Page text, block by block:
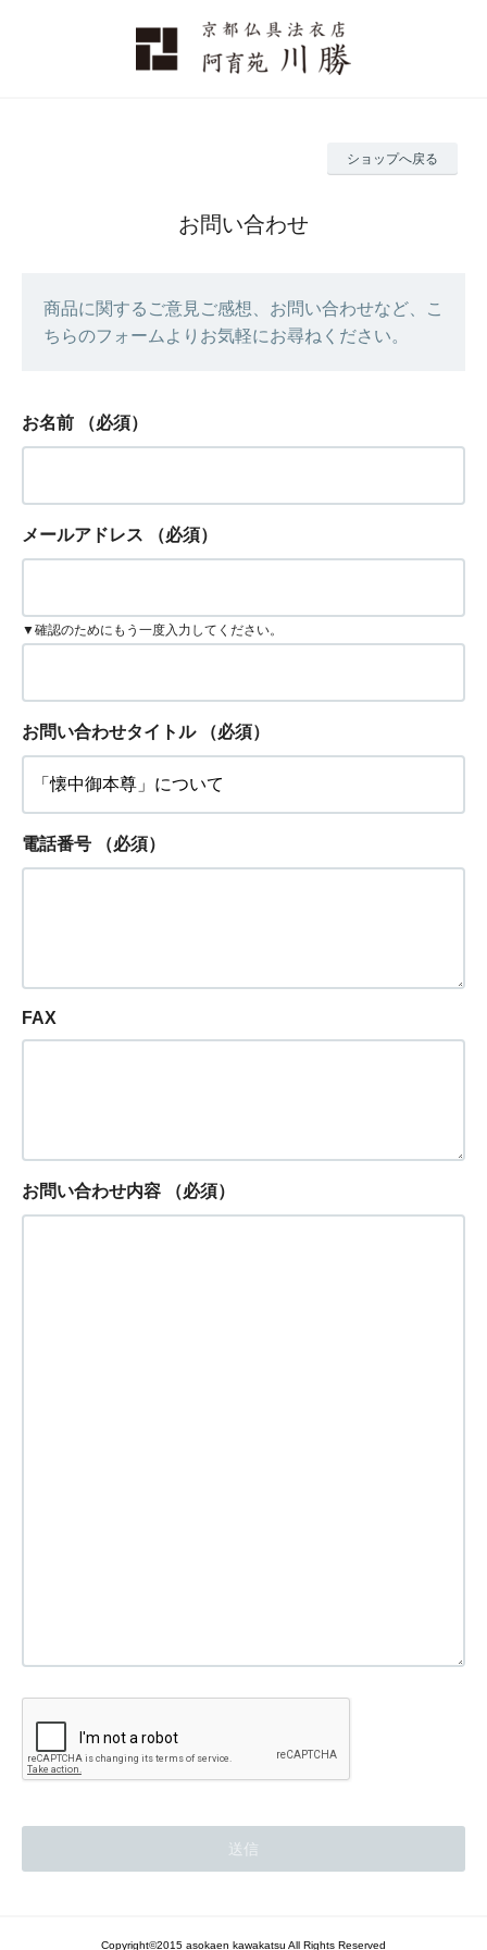
ショップへ戻る
お問い合わせ
商品に関するご意見ご感想、お問い合わせなど、こ
ちらのフォームよりお気軽にお尋ねください。
お名前 （必須）
メールアドレス （必須）
▼確認のためにもう一度入力してください。
お問い合わせタイトル （必須）
電話番号 （必須）
FAX
お問い合わせ内容 （必須）
Copyright©2015 asokaen kawakatsu All Rights Reserved